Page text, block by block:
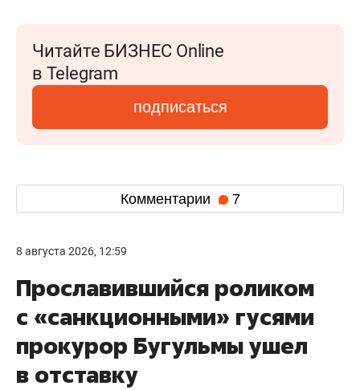
Читайте БИЗНЕС Online
в Telegram
подписаться
Комментарии 7
8 августа 2026, 12:59
Прославившийся роликом
с «санкционными» гусями
прокурор Бугульмы ушел
в отставку